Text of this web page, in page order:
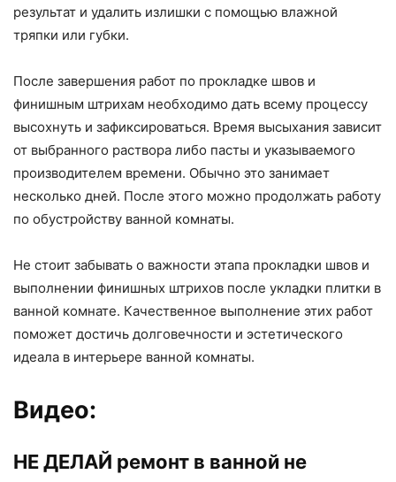
результат и удалить излишки с помощью влажной
тряпки или губки.
После завершения работ по прокладке швов и
финишным штрихам необходимо дать всему процессу
высохнуть и зафиксироваться. Время высыхания зависит
от выбранного раствора либо пасты и указываемого
производителем времени. Обычно это занимает
несколько дней. После этого можно продолжать работу
по обустройству ванной комнаты.
Не стоит забывать о важности этапа прокладки швов и
выполнении финишных штрихов после укладки плитки в
ванной комнате. Качественное выполнение этих работ
поможет достичь долговечности и эстетического
идеала в интерьере ванной комнаты.
Видео:
НЕ ДЕЛАЙ ремонт в ванной не